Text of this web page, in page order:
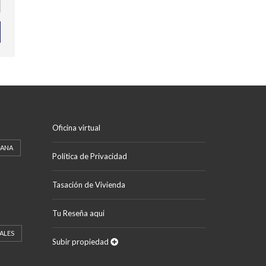
Oficina virtual
Política de Privacidad
Tasación de Vivienda
Tu Reseña aqui
Subir propiedad